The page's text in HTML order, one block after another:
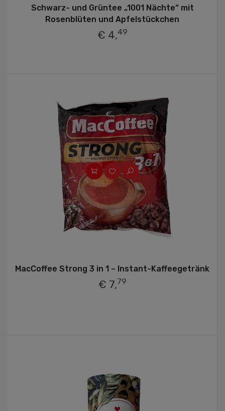
Schwarz- und Grüntee „1001 Nächte“ mit
Rosenblüten und Apfelstückchen
€ 4,49
MacCoffee Strong 3 in 1 – Instant-Kaffeegetränk
€ 7,79